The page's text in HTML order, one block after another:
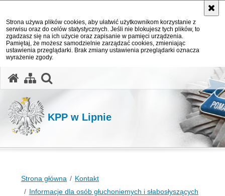
Strona używa plików cookies, aby ułatwić użytkownikom korzystanie z
serwisu oraz do celów statystycznych. Jeśli nie blokujesz tych plików, to
zgadzasz się na ich użycie oraz zapisanie w pamięci urządzenia.
Pamiętaj, że możesz samodzielnie zarządzać cookies, zmieniając
ustawienia przeglądarki. Brak zmiany ustawienia przeglądarki oznacza
wyrażenie zgody.
KPP w Lipnie
Strona główna
Kontakt
Informacje dla osób głuchoniemych i słabosłyszących